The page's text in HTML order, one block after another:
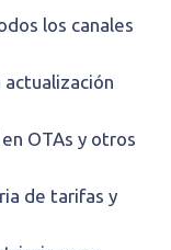
los canales
OTAs y otros
de tarifas y